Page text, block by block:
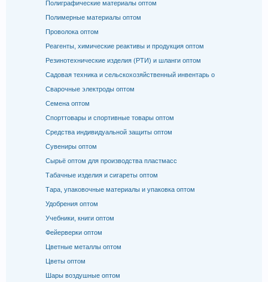
Полиграфические материалы оптом
Полимерные материалы оптом
Проволока оптом
Реагенты, химические реактивы и продукция оптом
Резинотехнические изделия (РТИ) и шланги оптом
Садовая техника и сельскохозяйственный инвентарь о
Сварочные электроды оптом
Семена оптом
Спорттовары и спортивные товары оптом
Средства индивидуальной защиты оптом
Сувениры оптом
Сырьё оптом для производства пластмасс
Табачные изделия и сигареты оптом
Тара, упаковочные материалы и упаковка оптом
Удобрения оптом
Учебники, книги оптом
Фейерверки оптом
Цветные металлы оптом
Цветы оптом
Шары воздушные оптом